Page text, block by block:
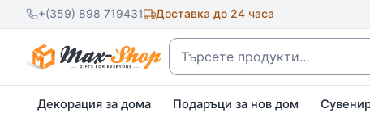
+(359) 898 719431 Доставка до 24 часа
Търсене
Декорация за дома Подаръци за нов дом